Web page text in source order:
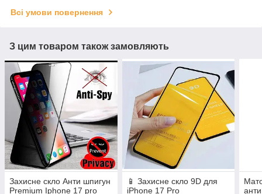
Всі умови повернення
З цим товаром також замовляють
Захисне скло Анти шпигун
Premium Iphone 17 pro
📱 Захисне скло 9D для
iPhone 17 Pro